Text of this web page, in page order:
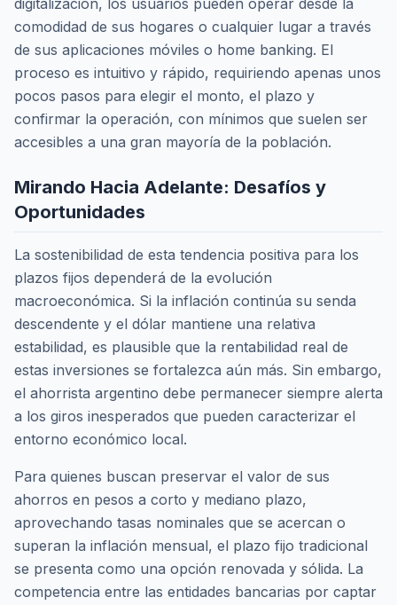
digitalización, los usuarios pueden operar desde la
comodidad de sus hogares o cualquier lugar a través
de sus aplicaciones móviles o home banking. El
proceso es intuitivo y rápido, requiriendo apenas unos
pocos pasos para elegir el monto, el plazo y
confirmar la operación, con mínimos que suelen ser
accesibles a una gran mayoría de la población.
Mirando Hacia Adelante: Desafíos y
Oportunidades
La sostenibilidad de esta tendencia positiva para los
plazos fijos dependerá de la evolución
macroeconómica. Si la inflación continúa su senda
descendente y el dólar mantiene una relativa
estabilidad, es plausible que la rentabilidad real de
estas inversiones se fortalezca aún más. Sin embargo,
el ahorrista argentino debe permanecer siempre alerta
a los giros inesperados que pueden caracterizar el
entorno económico local.
Para quienes buscan preservar el valor de sus
ahorros en pesos a corto y mediano plazo,
aprovechando tasas nominales que se acercan o
superan la inflación mensual, el plazo fijo tradicional
se presenta como una opción renovada y sólida. La
competencia entre las entidades bancarias por captar